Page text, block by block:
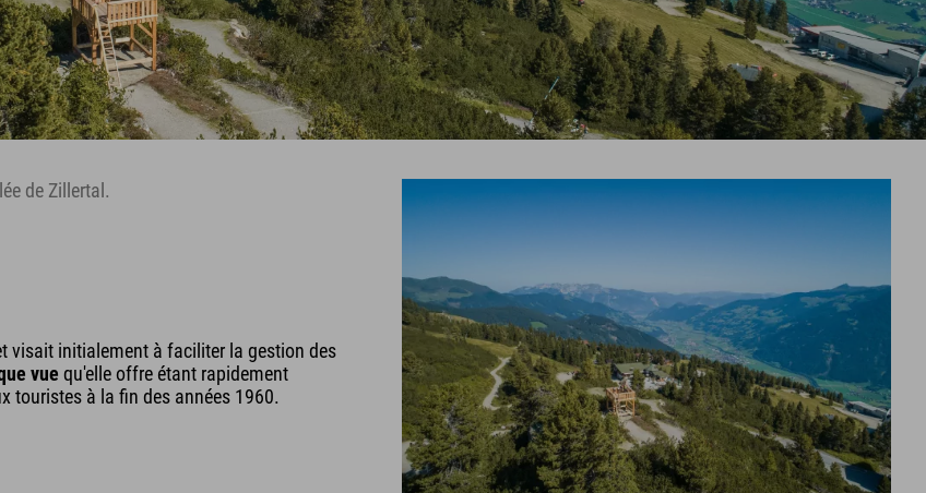
de Zillertal.
visait initialement à faciliter la gestion des
vue qu'elle offre étant rapidement
touristes à la fin des années 1960.